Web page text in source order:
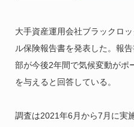
大手資産運用会社ブラックロ
ル保険報告書を発表した。報
部が今後2年間で気候変動がポ
を与えると回答している。
調査は2021年6月から7月に実